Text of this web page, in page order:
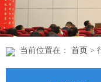
当前位置在： 首页 >